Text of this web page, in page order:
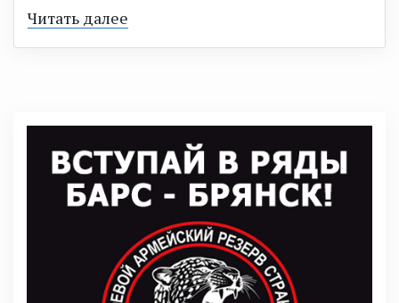
Читать далее